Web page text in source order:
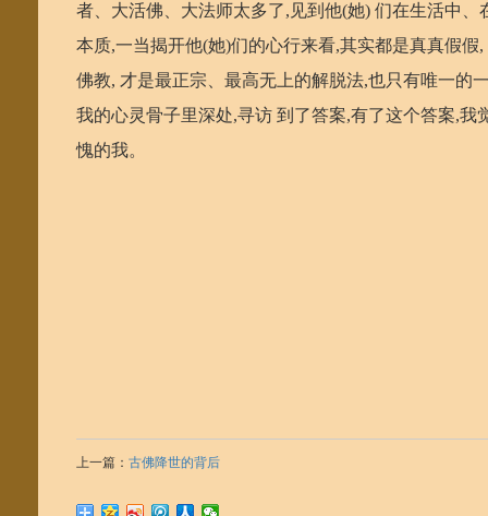
者、大活佛、大法师太多了,见到他(她) 们在生活中
本质,一当揭开他(她)们的心行来看,其实都是真真假
佛教, 才是最正宗、最高无上的解脱法,也只有唯一的
我的心灵骨子里深处,寻访 到了答案,有了这个答案,
愧的我。
上一篇： 古佛降世的背后